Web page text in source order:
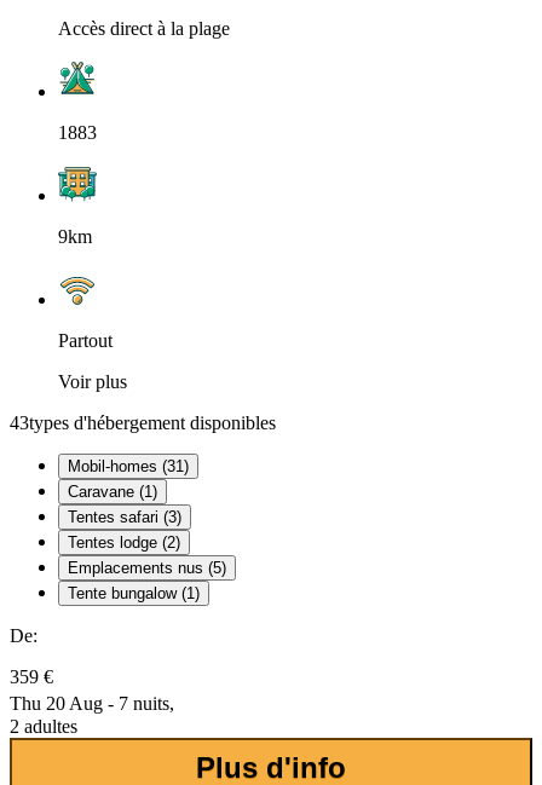
Accès direct à la plage
1883
9km
Partout
Voir plus
43types d'hébergement disponibles
Mobil-homes (31)
Caravane (1)
Tentes safari (3)
Tentes lodge (2)
Emplacements nus (5)
Tente bungalow (1)
De:
359 €
Thu 20 Aug - 7 nuits,
2 adultes
Plus d'info